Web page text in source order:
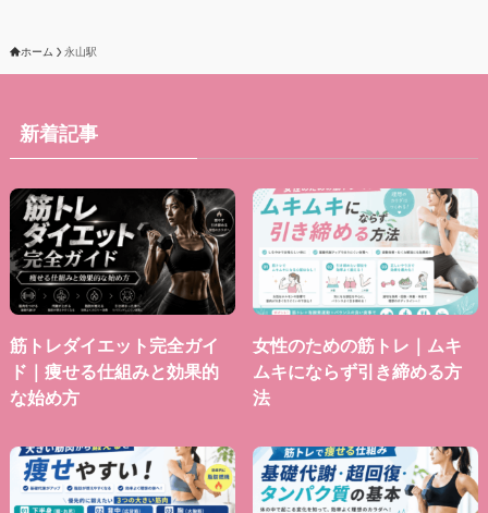
ホーム 永山駅
新着記事
筋トレダイエット完全ガイ
ド｜痩せる仕組みと効果的
な始め方
女性のための筋トレ｜ムキ
ムキにならず引き締める方
法